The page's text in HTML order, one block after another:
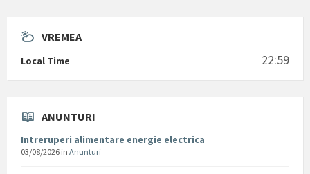
VREMEA
Local Time 22:59
ANUNTURI
Intreruperi alimentare energie electrica
03/08/2026 in Anunturi